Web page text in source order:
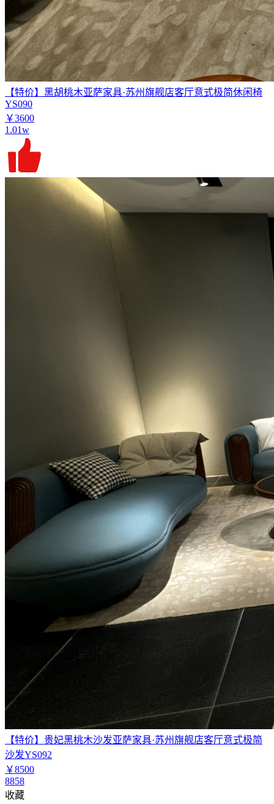
【特价】黑胡桃木亚萨家具·苏州旗舰店客厅意式极简休闲椅
YS090
￥3600
1.01w
【特价】贵妃黑桃木沙发亚萨家具·苏州旗舰店客厅意式极简
沙发YS092
￥8500
8858
收藏